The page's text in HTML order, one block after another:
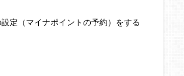
定（マイナポイントの予約）をする